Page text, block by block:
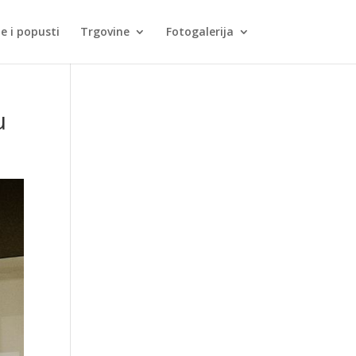
i popusti Trgovine Fotogalerija